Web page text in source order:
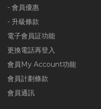
- 會員優惠
- 升級條款
電子會員証功能
更換電話再登入
會員My Account功能
會員計劃條款
會員通訊